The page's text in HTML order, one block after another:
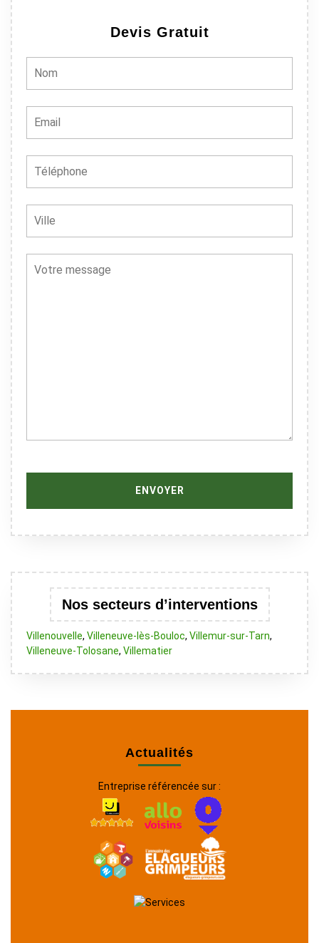
Devis Gratuit
Nos secteurs d’interventions
Villenouvelle, Villeneuve-lès-Bouloc, Villemur-sur-Tarn,
Villeneuve-Tolosane, Villematier
Actualités
Entreprise référencée sur :